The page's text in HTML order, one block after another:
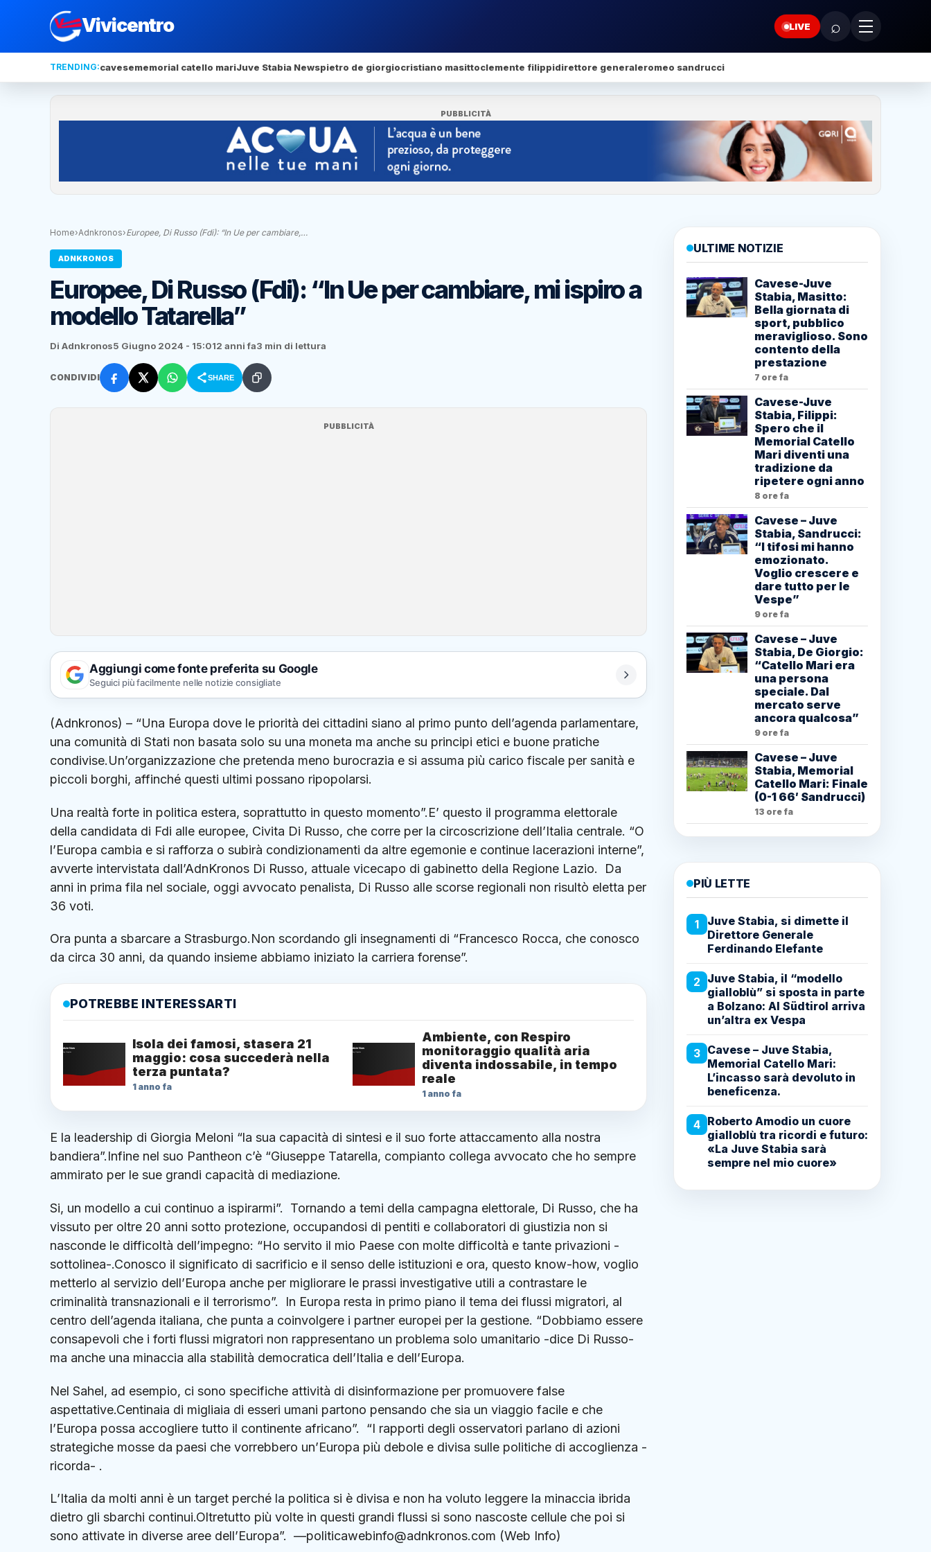
Vivicentro LIVE ⌕
TRENDING:cavesememorial catello mariJuve Stabia Newspietro de giorgiocristiano masittoclemente filippidirettore generaleromeo sandrucci
PUBBLICITÀ
Home›Adnkronos›Europee, Di Russo (Fdi): “In Ue per cambiare,…
ADNKRONOS
Europee, Di Russo (Fdi): “In Ue per cambiare, mi ispiro a
modello Tatarella”
Di Adnkronos5 Giugno 2024 - 15:012 anni fa3 min di lettura
CONDIVIDI SHARE
PUBBLICITÀ
Aggiungi come fonte preferita su Google
Seguici più facilmente nelle notizie consigliate
(Adnkronos) – “Una Europa dove le priorità dei cittadini siano al primo punto dell’agenda parlamentare,
una comunità di Stati non basata solo su una moneta ma anche su principi etici e buone pratiche
condivise.Un’organizzazione che pretenda meno burocrazia e si assuma più carico fiscale per sanità e
piccoli borghi, affinché questi ultimi possano ripopolarsi.
Una realtà forte in politica estera, soprattutto in questo momento”.E’ questo il programma elettorale
della candidata di Fdi alle europee, Civita Di Russo, che corre per la circoscrizione dell’Italia centrale. “O
l’Europa cambia e si rafforza o subirà condizionamenti da altre egemonie e continue lacerazioni interne”,
avverte intervistata dall’AdnKronos Di Russo, attuale vicecapo di gabinetto della Regione Lazio. Da
anni in prima fila nel sociale, oggi avvocato penalista, Di Russo alle scorse regionali non risultò eletta per
36 voti.
Ora punta a sbarcare a Strasburgo.Non scordando gli insegnamenti di “Francesco Rocca, che conosco
da circa 30 anni, da quando insieme abbiamo iniziato la carriera forense”.
POTREBBE INTERESSARTI
Isola dei famosi, stasera 21
maggio: cosa succederà nella
terza puntata?
1 anno fa
Ambiente, con Respiro
monitoraggio qualità aria
diventa indossabile, in tempo
reale
1 anno fa
E la leadership di Giorgia Meloni “la sua capacità di sintesi e il suo forte attaccamento alla nostra
bandiera”.Infine nel suo Pantheon c’è “Giuseppe Tatarella, compianto collega avvocato che ho sempre
ammirato per le sue grandi capacità di mediazione.
Si, un modello a cui continuo a ispirarmi”. Tornando a temi della campagna elettorale, Di Russo, che ha
vissuto per oltre 20 anni sotto protezione, occupandosi di pentiti e collaboratori di giustizia non si
nasconde le difficoltà dell’impegno: “Ho servito il mio Paese con molte difficoltà e tante privazioni -
sottolinea-.Conosco il significato di sacrificio e il senso delle istituzioni e ora, questo know-how, voglio
metterlo al servizio dell’Europa anche per migliorare le prassi investigative utili a contrastare le
criminalità transnazionali e il terrorismo”. In Europa resta in primo piano il tema dei flussi migratori, al
centro dell’agenda italiana, che punta a coinvolgere i partner europei per la gestione. “Dobbiamo essere
consapevoli che i forti flussi migratori non rappresentano un problema solo umanitario -dice Di Russo-
ma anche una minaccia alla stabilità democratica dell’Italia e dell’Europa.
Nel Sahel, ad esempio, ci sono specifiche attività di disinformazione per promuovere false
aspettative.Centinaia di migliaia di esseri umani partono pensando che sia un viaggio facile e che
l’Europa possa accogliere tutto il continente africano”. “I rapporti degli osservatori parlano di azioni
strategiche mosse da paesi che vorrebbero un’Europa più debole e divisa sulle politiche di accoglienza -
ricorda- .
L’Italia da molti anni è un target perché la politica si è divisa e non ha voluto leggere la minaccia ibrida
dietro gli sbarchi continui.Oltretutto più volte in questi grandi flussi si sono nascoste cellule che poi si
sono attivate in diverse aree dell’Europa”. —politicawebinfo@adnkronos.com (Web Info)
ULTIME NOTIZIE
Cavese-Juve
Stabia, Masitto:
Bella giornata di
sport, pubblico
meraviglioso. Sono
contento della
prestazione
7 ore fa
Cavese-Juve
Stabia, Filippi:
Spero che il
Memorial Catello
Mari diventi una
tradizione da
ripetere ogni anno
8 ore fa
Cavese – Juve
Stabia, Sandrucci:
“I tifosi mi hanno
emozionato.
Voglio crescere e
dare tutto per le
Vespe”
9 ore fa
Cavese – Juve
Stabia, De Giorgio:
“Catello Mari era
una persona
speciale. Dal
mercato serve
ancora qualcosa”
9 ore fa
Cavese – Juve
Stabia, Memorial
Catello Mari: Finale
(0-1 66′ Sandrucci)
13 ore fa
PIÙ LETTE
1
Juve Stabia, si dimette il
Direttore Generale
Ferdinando Elefante
2 Juve Stabia, il “modello
gialloblù” si sposta in parte
a Bolzano: Al Südtirol arriva
un’altra ex Vespa
3 Cavese – Juve Stabia,
Memorial Catello Mari:
L’incasso sarà devoluto in
beneficenza.
4 Roberto Amodio un cuore
gialloblù tra ricordi e futuro:
«La Juve Stabia sarà
sempre nel mio cuore»